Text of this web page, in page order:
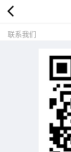
联系我们